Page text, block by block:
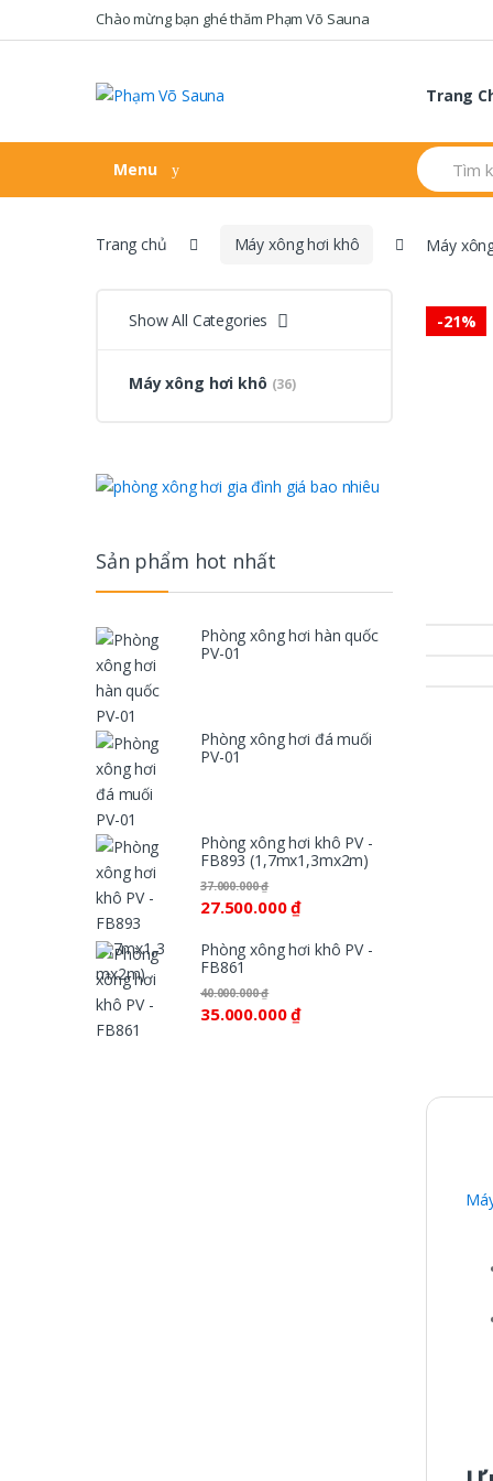
to
to
Chào mừng bạn ghé thăm Phạm Võ Sauna
Trang
Menu
Search
for:
Trang chủ Máy xông hơi khô Máy
-21%
Show All Categories
Máy xông hơi khô (36)
Sản phẩm hot nhất
Phòng xông hơi hàn quốc
PV-01
Phòng xông hơi đá muối
PV-01
Phòng xông hơi khô PV -
FB893 (1,7mx1,3mx2m)
27.500.000₫
37.000.000₫
Phòng xông hơi khô PV -
FB861
35.000.000₫
40.000.000₫